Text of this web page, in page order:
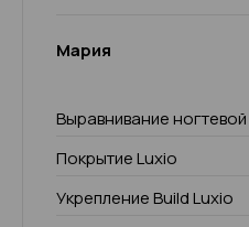
Мария
Выравнивание
Покрытие Luxio
Укрепление Build Luxio